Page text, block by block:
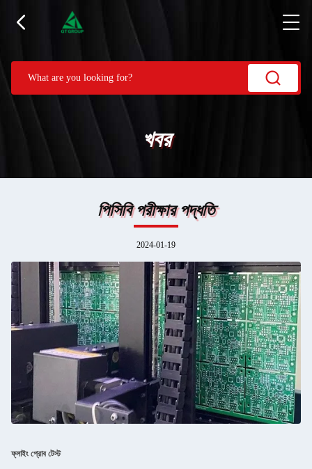
খবর
পিসিবি পরীক্ষার পদ্ধতি
2024-01-19
ফ্লাইং প্রোব টেস্ট